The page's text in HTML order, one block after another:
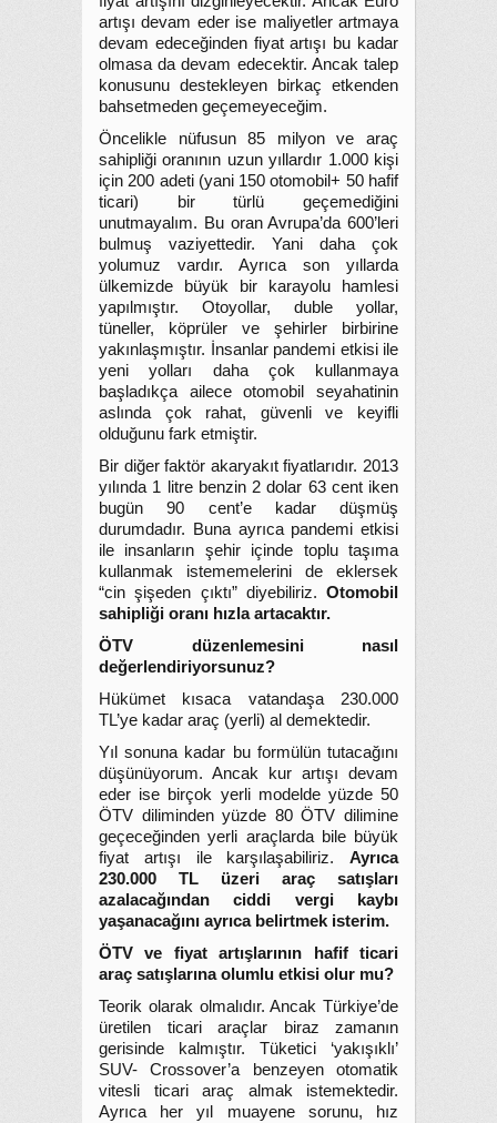
artışı devam eder ise maliyetler artmaya
devam edeceğinden fiyat artışı bu kadar
olmasa da devam edecektir. Ancak talep
konusunu destekleyen birkaç etkenden
bahsetmeden geçemeyeceğim.
Öncelikle nüfusun 85 milyon ve araç
sahipliği oranının uzun yıllardır 1.000 kişi
için 200 adeti (yani 150 otomobil+ 50 hafif
ticari) bir türlü geçemediğini
unutmayalım. Bu oran Avrupa’da 600’leri
bulmuş vaziyettedir. Yani daha çok
yolumuz vardır. Ayrıca son yıllarda
ülkemizde büyük bir karayolu hamlesi
yapılmıştır. Otoyollar, duble yollar,
tüneller, köprüler ve şehirler birbirine
yakınlaşmıştır. İnsanlar pandemi etkisi ile
yeni yolları daha çok kullanmaya
başladıkça ailece otomobil seyahatinin
aslında çok rahat, güvenli ve keyifli
olduğunu fark etmiştir.
Bir diğer faktör akaryakıt fiyatlarıdır. 2013
yılında 1 litre benzin 2 dolar 63 cent iken
bugün 90 cent’e kadar düşmüş
durumdadır. Buna ayrıca pandemi etkisi
ile insanların şehir içinde toplu taşıma
kullanmak istememelerini de eklersek
“cin şişeden çıktı” diyebiliriz. Otomobil
sahipliği oranı hızla artacaktır.
ÖTV düzenlemesini nasıl
değerlendiriyorsunuz?
Hükümet kısaca vatandaşa 230.000
TL’ye kadar araç (yerli) al demektedir.
Yıl sonuna kadar bu formülün tutacağını
düşünüyorum. Ancak kur artışı devam
eder ise birçok yerli modelde yüzde 50
ÖTV diliminden yüzde 80 ÖTV dilimine
geçeceğinden yerli araçlarda bile büyük
fiyat artışı ile karşılaşabiliriz. Ayrıca
230.000 TL üzeri araç satışları
azalacağından ciddi vergi kaybı
yaşanacağını ayrıca belirtmek isterim.
ÖTV ve fiyat artışlarının hafif ticari
araç satışlarına olumlu etkisi olur mu?
Teorik olarak olmalıdır. Ancak Türkiye’de
üretilen ticari araçlar biraz zamanın
gerisinde kalmıştır. Tüketici ‘yakışıklı’
SUV- Crossover’a benzeyen otomatik
vitesli ticari araç almak istemektedir.
Ayrıca her yıl muayene sorunu, hız